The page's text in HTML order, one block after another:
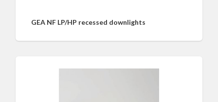
GEA NF LP/HP recessed downlights